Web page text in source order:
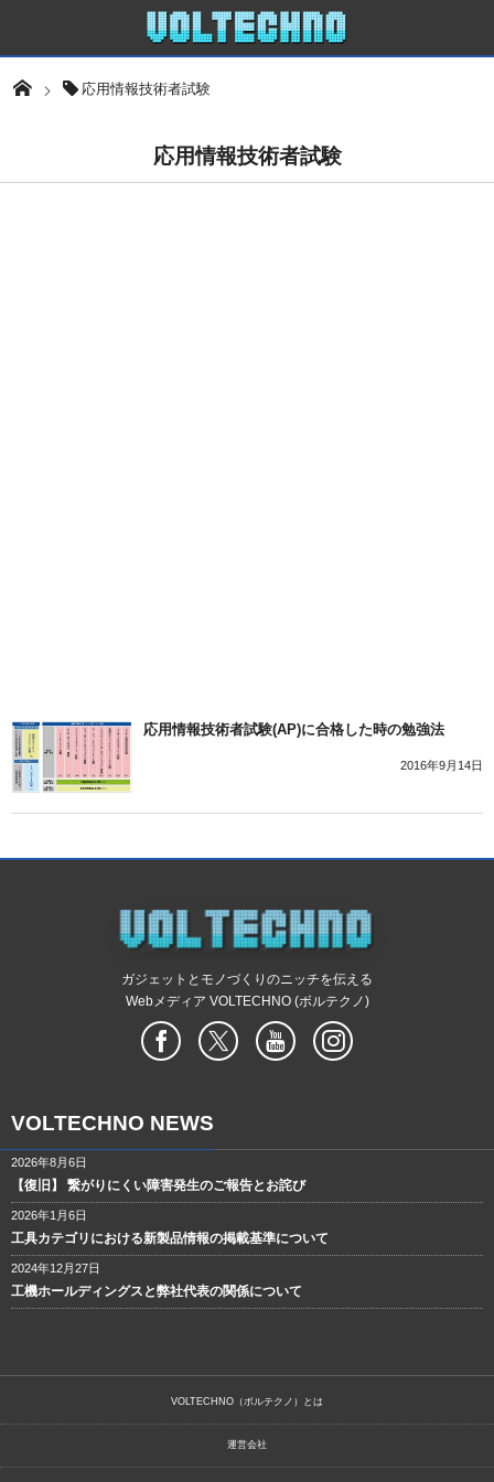
応用情報技術者試験
応用情報技術者試験
応用情報技術者試験(AP)に合格した時の勉強法
2016年9月14日
ガジェットとモノづくりのニッチを伝える
Webメディア VOLTECHNO (ボルテクノ)
VOLTECHNO NEWS
2026年8月6日
【復旧】 繋がりにくい障害発生のご報告とお詫び
2026年1月6日
工具カテゴリにおける新製品情報の掲載基準について
2024年12月27日
工機ホールディングスと弊社代表の関係について
VOLTECHNO（ボルテクノ）とは
運営会社